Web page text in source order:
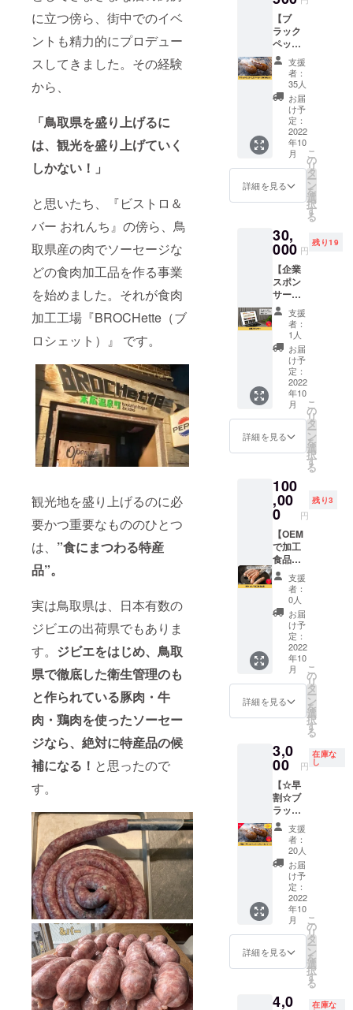
に立つ傍ら、街中でのイベ
ントも精力的にプロデュー
スしてきました。その経験
から、
「鳥取県を盛り上げるに
は、観光を盛り上げていく
しかない！」
と思いたち、『ビストロ＆
バー おれんち』の傍ら、鳥
取県産の肉でソーセージな
どの食肉加工品を作る事業
を始めました。それが食肉
加工工場『BROCHette（ブ
ロシェット）』 です。
観光地を盛り上げるのに必
要かつ重要なもののひとつ
は、 ”食にまつわる特産
品”。
実は鳥取県は、日本有数の
ジビエの出荷県でもありま
す。 ジビエをはじめ、鳥取
県で徹底した衛生管理のも
と作られている豚肉・牛
肉・鶏肉を使ったソーセー
ジなら、絶対に特産品の候
補になる！ と思ったので
す。
、タン
パク質
13.8g、
脂質
22.1g、
炭水化
1.3g、
食塩相
当量
1.89g
賞味期
限：冷
で180日
※送料込
す。 ※
冷凍便
でのお
届けで
す。お
届け時
間帯を
「オプ
ショ
ン」で
お選び
くださ
い。
ンボジ
ア王国
加工
者：
（株）
RYU
Trading
Compa
ny 加工
場所：
〒689-
2501
鳥取県
琴浦町
赤碕
OITOM
A製造所
内容
量：
100g ※
送料込
みのお
値段で
す。
ジア産
ブラッ
クペッ
パー
『カン
ポット
ペッ
パー』)
内容
量：20
本（1本
あたり
約60g）
栄養成
分表示
ネル
ギー
259kcal
、タン
パク質
13.8g、
脂質
22.1g、
炭水化
物
1.3g、
食塩相
当量
1.89g
賞味期
凍保存
で180日
※送料込
値段で
す。 ※
冷凍便
でのお
届けで
す。お
届け時
間帯を
「オプ
ショ
ン」で
お選び
くださ
い。
によっ
て使い
分けし
て存分
にお楽
しみく
ださ
い。 ■
食品表
示■ 名
称：
KAMPO
PEPPE
R for
profess
法：直
射日
光、高
温多湿
を避け
て保
存。お
早めに
お召し
上がり
くださ
い。 原
産国
名：カ
ンボジ
ア王国
加工
Trading
Compa
ny 加工
場所：
〒689-
2501
鳥取県
東伯郡
琴浦町
赤碕
1053-
11
OITOM
A製造所
内容
量：
100g 原
材料
パー
（白胡
椒）、
ブラッ
クペッ
パー
（黒胡
椒）、
完熟赤
胡椒
（赤胡
椒）、
若胡椒
塩漬け
（黒胡
塩） ※
栽培期
用して
【ブ
ラック
ペッ
パー入
りソー
セージ
50本
セッ
ト】 飲
食店さ
ま必
見！お
得な大
容量サ
イズで
す。
ケージ
なしの
卸価格
でご用
意いた
しまし
た。
ソー
セージ
パー
ティー
もでき
ますよ♪
■食品表
示■ 名
称：加
熱食肉
食塩、
香辛料
(カンボ
ジア産
ブラッ
クペッ
パー
『カン
ポット
ペッ
パー』)
内容
量：50
本（1本
あたり
約60g）
栄養成
分表示
ネル
ギー
259kcal
、タン
パク質
13.8g、
脂質
22.1g、
炭水化
物
1.3g、
食塩相
当量
1.89g
賞味期
限：冷
凍保存
で180日
※送料込
値段で
支援
者：
35人
お届
け予
定：
2022
年10
月
詳細を見る
こ
の
リ
タ
ー
ン
を
選
択
す
る
30,
000 円
残り19
【企業
スポン
サー】
BROCH
ette（
ブロ
シェッ
ト）の
企業ス
ポン
サーに
なれる
権利で
す。
BROCH
ette（
シェッ
ト）の
HPに企
業スポ
ンサー
として
企業
名、企
業の
ホーム
ページ
のリン
クを掲
載させ
ていた
だきま
す。 あ
なたの
企業名
を
BROCH
ette（
ブロ
シェッ
ト）の
HPで
PRでき
ます。
https://
www.or
enchi.s
hop/roa
stchick
載内容
はメー
ルにて
打合せ
す。 ※
支援
者：
1人
お届
け予
定：
2022
年10
月
詳細を見る
こ
の
リ
タ
ー
ン
を
選
択
す
る
100
,00
0 円
残り3
【OEM
で加工
食品生
産】 農
家さ
ん、精
肉業者
さん向
け！
OEMで
ソー
セージ
を生産
いたし
ます。
あなた
に作っ
た食材
を、い
ろいろ
組み合
わせて
新たな
商品と
して販
売しま
しょ
う！！
※製造
ロット
数は100
本（1
パック
り×10）
です。
支援
者：
0人
お届
け予
定：
2022
年10
月
詳細を見る
こ
の
リ
タ
ー
ン
を
選
択
す
る
3,0
00 円
在庫な
し
【☆早
割☆ブ
ラック
ペッ
パー入
りソー
セージ
×3】 約
10％お
得！鳥
取豚と
鳥取発
カン
ポット
ペッ
パーで
た、
支援
者：
20人
お届
け予
定：
2022
年10
月
詳細を見る
こ
の
リ
タ
ー
ン
を
選
択
す
る
4,0 在庫な